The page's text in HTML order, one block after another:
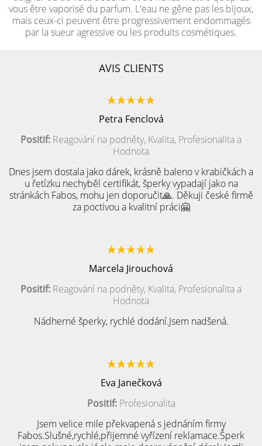
vous être vaporisé du parfum. L'eau ne gêne pas les bijoux,
mais ceux-ci peuvent être progressivement endommagés
par la sueur agressive ou les produits cosmétiques.
AVIS CLIENTS
Petra Fenclová
Positif: Reagování na podněty, Kvalita, Profesionalita a
Hodnota
Dnes jsem dostala jako dárek, krásně baleno v krabičkách a
u řetízku nechyběl certifikát, šperky vypadají jako na
stránkách Fabos, mohu jen doporučit🙏. Děkuji české firmě
za poctivou a kvalitní práci🤗
Marcela Jirouchová
Positif: Reagování na podněty, Kvalita, Profesionalita a
Hodnota
Nádherné šperky, rychlé dodání.Jsem nadšená.
Eva Janečková
Positif:Profesionalita
Jsem velice mile překvapená s jednáním firmy
Fabos.Slušné,rychlé,přijemné vyřízení reklamace.Šperk